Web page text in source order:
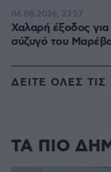
Χαλαρή έξοδος
σύζυγό του
06.08.2026, 23:57
ΔΕΙΤΕ ΟΛΕΣ ΤΙΣ
ΤΑ ΠΙΟ